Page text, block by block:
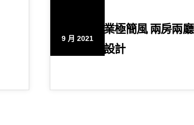
9 月 2021
英倫工業極簡風 兩房兩
宅空間設計